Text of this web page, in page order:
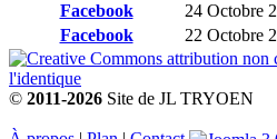
Facebook
24 Octobre
Facebook
22 Octobre
© 2011-2026 Site de JL TRYOEN